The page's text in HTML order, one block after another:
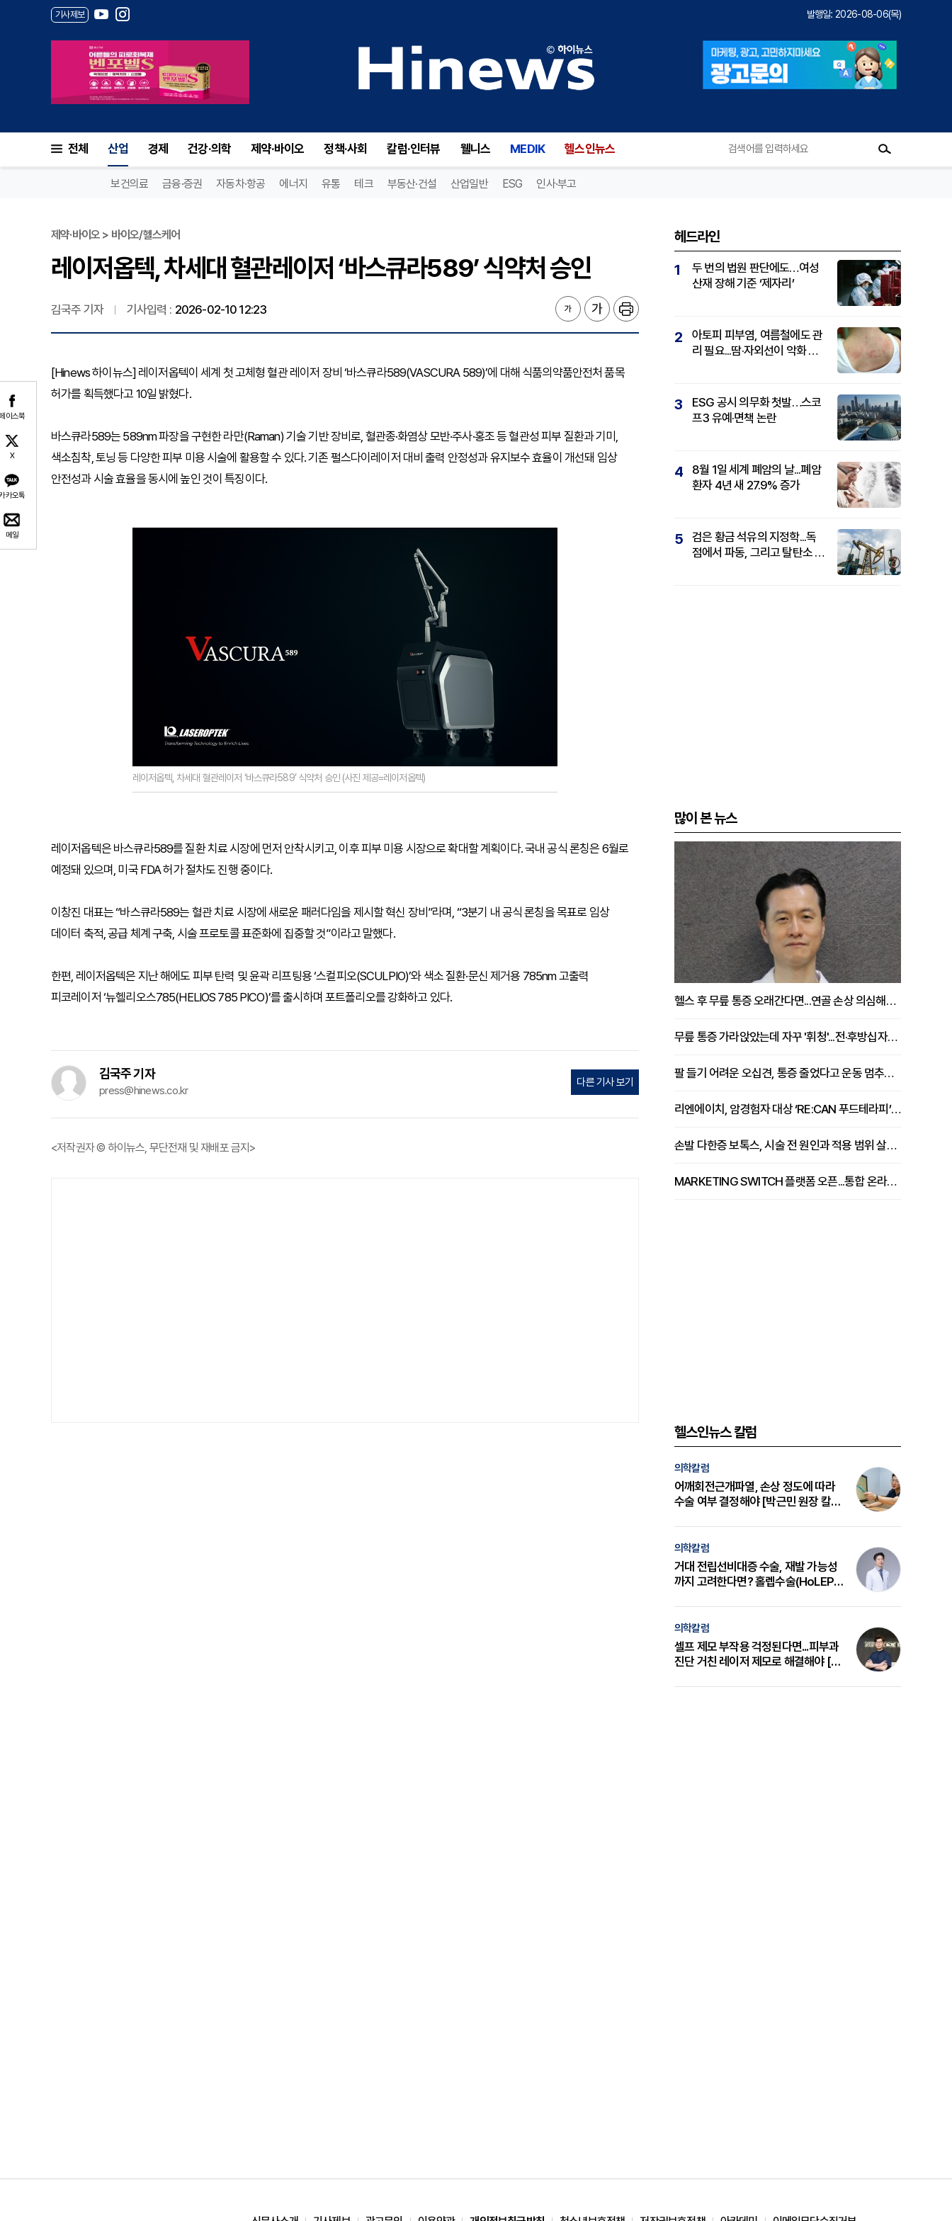
기사제보 발행일: 2026-08-06(목)
전체 산업 경제 건강·의학 제약·바이오 정책·사회 칼럼·인터뷰 웰니스 MEDIK 헬스인뉴스
보건의료 금융·증권 자동차·항공 에너지 유통 테크 부동산·건설 산업일반 ESG 인사·부고
이스북
X
카오톡
메일
제약·바이오 > 바이오/헬스케어
레이저옵텍, 차세대 혈관레이저 ‘바스큐라589’ 식약처 승인
김국주 기자 기사입력 : 2026-02-10 12:23
[Hinews 하이뉴스] 레이저옵텍이 세계 첫 고체형 혈관 레이저 장비 ‘바스큐라589(VASCURA 589)’에 대해 식품의약품안전처 품목
허가를 획득했다고 10일 밝혔다.
바스큐라589는 589nm 파장을 구현한 라만(Raman) 기술 기반 장비로, 혈관종·화염상 모반·주사·홍조 등 혈관성 피부 질환과 기미,
색소침착, 토닝 등 다양한 피부 미용 시술에 활용할 수 있다. 기존 펄스다이레이저 대비 출력 안정성과 유지보수 효율이 개선돼 임상
안전성과 시술 효율을 동시에 높인 것이 특징이다.
레이저옵텍, 차세대 혈관레이저 ‘바스큐라589’ 식약처 승인 (사진 제공=레이저옵텍)
레이저옵텍은 바스큐라589를 질환 치료 시장에 먼저 안착시키고, 이후 피부 미용 시장으로 확대할 계획이다. 국내 공식 론칭은 6월로
예정돼 있으며, 미국 FDA 허가 절차도 진행 중이다.
이창진 대표는 “바스큐라589는 혈관 치료 시장에 새로운 패러다임을 제시할 혁신 장비”라며, “3분기 내 공식 론칭을 목표로 임상
데이터 축적, 공급 체계 구축, 시술 프로토콜 표준화에 집중할 것”이라고 말했다.
한편, 레이저옵텍은 지난 해에도 피부 탄력 및 윤곽 리프팅용 ‘스컬피오(SCULPIO)’와 색소 질환·문신 제거용 785nm 고출력
피코레이저 ‘뉴헬리오스785(HELIOS 785 PICO)’를 출시하며 포트폴리오를 강화하고 있다.
김국주 기자
press@hinews.co.kr
다른 기사 보기
<저작권자 © 하이뉴스, 무단전재 및 재배포 금지>
헤드라인
1
두 번의 법원 판단에도…여성
산재 장해 기준 ‘제자리’
2
아토피 피부염, 여름철에도 관
리 필요...땀·자외선이 악화 요
3
ESG 공시 의무화 첫발…스코
프3 유예·면책 논란
4
8월 1일 세계 폐암의 날...폐암
환자 4년 새 27.9% 증가
5
검은 황금 석유의 지정학...독
점에서 파동, 그리고 탈탄소 패
많이 본 뉴스
헬스 후 무릎 통증 오래간다면...연골 손상 의심해야 [김상범 원장 칼럼]
무릎 통증 가라앉았는데 자꾸 '휘청'...전·후방십자인대 파열 확인해야 [곽우경 원장 칼럼]
팔 들기 어려운 오십견, 통증 줄었다고 운동 멈추면 안 되는 이유 [이병욱 원장 칼럼]
리엔에이치, 암경험자 대상 ‘RE:CAN 푸드테라피’ 운영
손발 다한증 보톡스, 시술 전 원인과 적용 범위 살펴야 [강윤일 원장 칼럼]
MARKETING SWITCH 플랫폼 오픈...통합 온라인 마케팅 서비스 확대
헬스인뉴스 칼럼
의학칼럼
어깨회전근개파열, 손상 정도에 따라
수술 여부 결정해야 [박근민 원장 칼
의학칼럼
거대 전립선비대증 수술, 재발 가능성
까지 고려한다면? 홀렙수술(HoLEP)
의학칼럼
셀프 제모 부작용 걱정된다면...피부과
진단 거친 레이저 제모로 해결해야 [변